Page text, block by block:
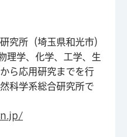
究所（埼玉県和光市）
理学、化学、工学、生
ら応用研究までを行
科学系総合研究所で